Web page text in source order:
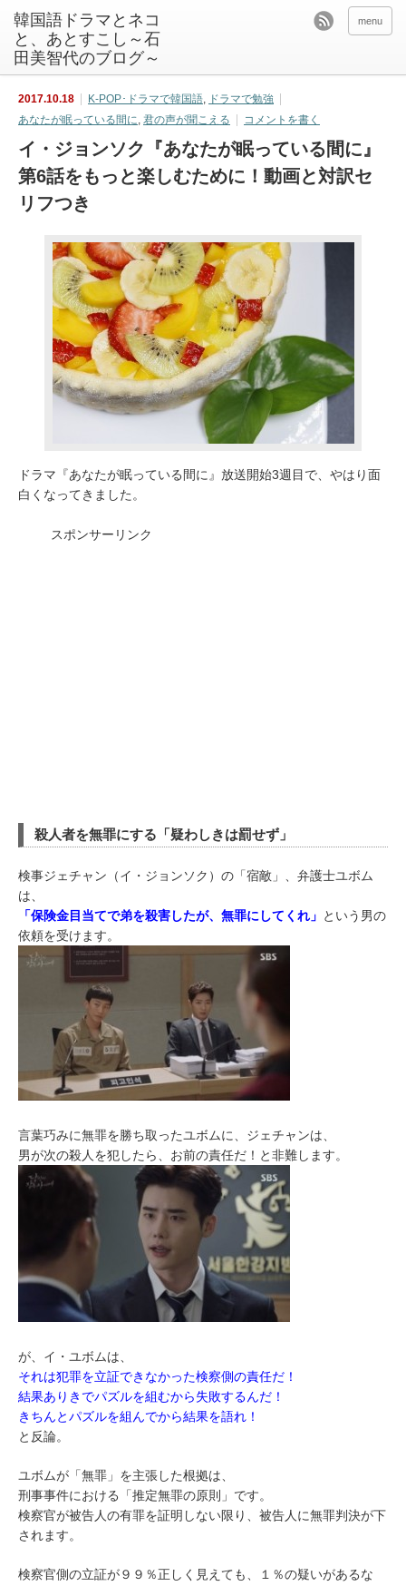
韓国語ドラマとネコ
と、あとすこし～石
田美智代のブログ～
menu
2017.10.18 K-POP･ドラマで韓国語, ドラマで勉強
あなたが眠っている間に, 君の声が聞こえる コメントを書く
イ・ジョンソク『あなたが眠っている間に』
第6話をもっと楽しむために！動画と対訳セ
リフつき
ドラマ『あなたが眠っている間に』放送開始3週目で、やはり面
白くなってきました。
スポンサーリンク
殺人者を無罪にする「疑わしきは罰せず」
検事ジェチャン（イ・ジョンソク）の「宿敵」、弁護士ユボム
は、
「保険金目当てで弟を殺害したが、無罪にしてくれ」 という男の
依頼を受けます。
言葉巧みに無罪を勝ち取ったユボムに、ジェチャンは、
男が次の殺人を犯したら、お前の責任だ！と非難します。
が、イ・ユボムは、
それは犯罪を立証できなかった検察側の責任だ！
結果ありきでパズルを組むから失敗するんだ！
きちんとパズルを組んでから結果を語れ！
と反論。
ユボムが「無罪」を主張した根拠は、
刑事事件における「推定無罪の原則」です。
検察官が被告人の有罪を証明しない限り、被告人に無罪判決が下
されます。
検察官側の立証が９９％正しく見えても、１％の疑いがあるな